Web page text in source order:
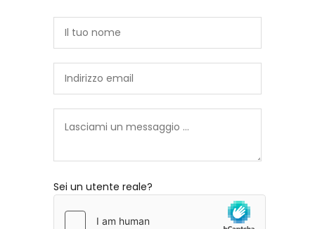
Sei un utente reale?